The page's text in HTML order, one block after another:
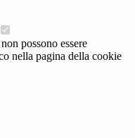
possono essere
nella pagina della cookie